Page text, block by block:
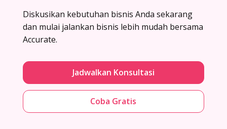
Diskusikan kebutuhan bisnis Anda sekarang
dan mulai jalankan bisnis lebih mudah bersama
Accurate.
Jadwalkan Konsultasi
Coba Gratis